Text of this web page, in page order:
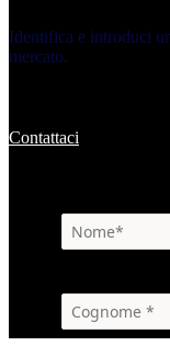
Identifica e introduci
mercato.
Contattaci